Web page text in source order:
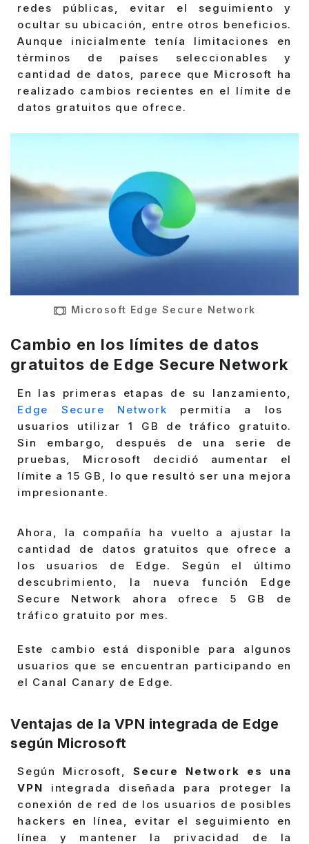
redes públicas, evitar el seguimiento y
ocultar su ubicación, entre otros beneficios.
Aunque inicialmente tenía limitaciones en
términos de países seleccionables y
cantidad de datos, parece que Microsoft ha
realizado cambios recientes en el límite de
datos gratuitos que ofrece.
Microsoft Edge Secure Network
Cambio en los límites de datos
gratuitos de Edge Secure Network
En las primeras etapas de su lanzamiento,
Edge Secure Network permitía a los
usuarios utilizar 1 GB de tráfico gratuito.
Sin embargo, después de una serie de
pruebas, Microsoft decidió aumentar el
límite a 15 GB, lo que resultó ser una mejora
impresionante.
Ahora, la compañía ha vuelto a ajustar la
cantidad de datos gratuitos que ofrece a
los usuarios de Edge. Según el último
descubrimiento, la nueva función Edge
Secure Network ahora ofrece 5 GB de
tráfico gratuito por mes.
Este cambio está disponible para algunos
usuarios que se encuentran participando en
el Canal Canary de Edge.
Ventajas de la VPN integrada de Edge
según Microsoft
Según Microsoft,Secure Network es una
VPN integrada diseñada para proteger la
conexión de red de los usuarios de posibles
hackers en línea, evitar el seguimiento en
línea y mantener la privacidad de la